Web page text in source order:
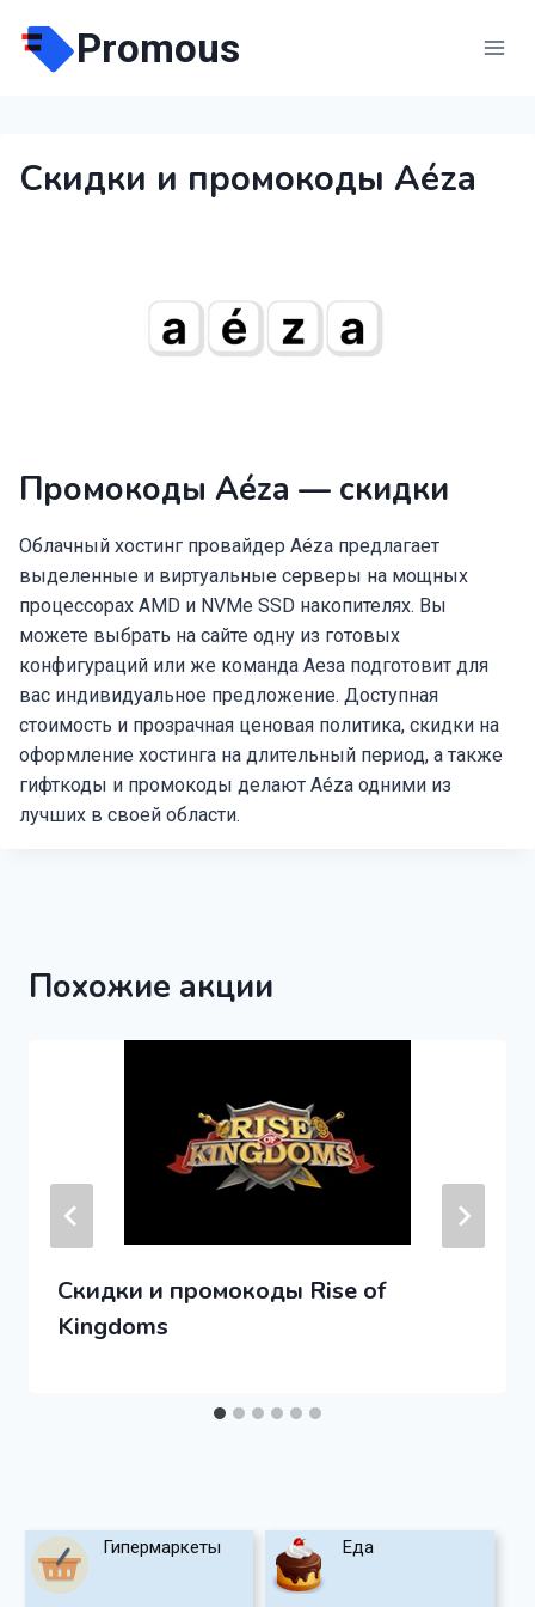
содержимому
Promous
Скидки и промокоды Aéza
Промокоды Aéza — скидки
Облачный хостинг провайдер Aéza предлагает
выделенные и виртуальные серверы на мощных
процессорах AMD и NVMe SSD накопителях. Вы
можете выбрать на сайте одну из готовых
конфигураций или же команда Аеза подготовит для
вас индивидуальное предложение. Доступная
стоимость и прозрачная ценовая политика, скидки на
оформление хостинга на длительный период, а также
гифткоды и промокоды делают Aéza одними из
лучших в своей области.
Похожие акции
Скидки и промокоды Rise of
Kingdoms
Гипермаркеты Еда